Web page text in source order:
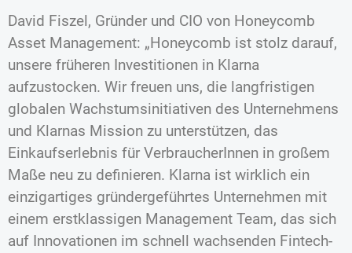
David Fiszel, Gründer und CIO von Honeycomb
Asset Management: „Honeycomb ist stolz darauf,
unsere früheren Investitionen in Klarna
aufzustocken. Wir freuen uns, die langfristigen
globalen Wachstumsinitiativen des Unternehmens
und Klarnas Mission zu unterstützen, das
Einkaufserlebnis für VerbraucherInnen in großem
Maße neu zu definieren. Klarna ist wirklich ein
einzigartiges gründergeführtes Unternehmen mit
einem erstklassigen Management Team, das sich
auf Innovationen im schnell wachsenden Fintech-